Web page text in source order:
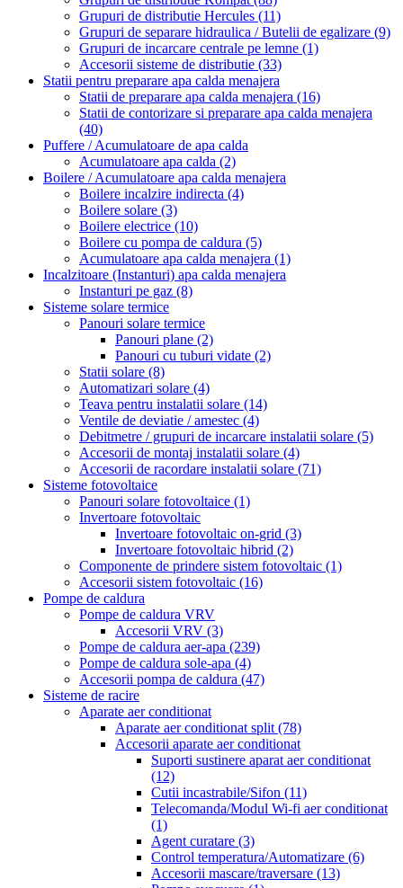
Grupuri de distributie Hercules (11)
Grupuri de separare hidraulica / Butelii de egalizare (9)
Grupuri de incarcare centrale pe lemne (1)
Accesorii sisteme de distributie (33)
Statii pentru preparare apa calda menajera
Statii de preparare apa calda menajera (16)
Statii de contorizare si preparare apa calda menajera
(40)
Puffere / Acumulatoare de apa calda
Acumulatoare apa calda (2)
Boilere / Acumulatoare apa calda menajera
Boilere incalzire indirecta (4)
Boilere solare (3)
Boilere electrice (10)
Boilere cu pompa de caldura (5)
Acumulatoare apa calda menajera (1)
Incalzitoare (Instanturi) apa calda menajera
Instanturi pe gaz (8)
Sisteme solare termice
Panouri solare termice
Panouri plane (2)
Panouri cu tuburi vidate (2)
Statii solare (8)
Automatizari solare (4)
Teava pentru instalatii solare (14)
Ventile de deviatie / amestec (4)
Debitmetre / grupuri de incarcare instalatii solare (5)
Accesorii de montaj instalatii solare (4)
Accesorii de racordare instalatii solare (71)
Sisteme fotovoltaice
Panouri solare fotovoltaice (1)
Invertoare fotovoltaic
Invertoare fotovoltaic on-grid (3)
Invertoare fotovoltaic hibrid (2)
Componente de prindere sistem fotovoltaic (1)
Accesorii sistem fotovoltaic (16)
Pompe de caldura
Pompe de caldura VRV
Accesorii VRV (3)
Pompe de caldura aer-apa (239)
Pompe de caldura sole-apa (4)
Accesorii pompa de caldura (47)
Sisteme de racire
Aparate aer conditionat
Aparate aer conditionat split (78)
Accesorii aparate aer conditionat
Suporti sustinere aparat aer conditionat
(12)
Cutii incastrabile/Sifon (11)
Telecomanda/Modul Wi-fi aer conditionat
(1)
Agent curatare (3)
Control temperatura/Automatizare (6)
Accesorii mascare/traversare (13)